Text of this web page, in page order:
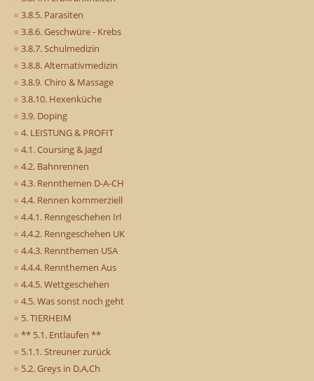
3.8.5. Parasiten
3.8.6. Geschwüre - Krebs
3.8.7. Schulmedizin
3.8.8. Alternativmedizin
3.8.9. Chiro & Massage
3.8.10. Hexenküche
3.9. Doping
4. LEISTUNG & PROFIT
4.1. Coursing & Jagd
4.2. Bahnrennen
4.3. Rennthemen D-A-CH
4.4. Rennen kommerziell
4.4.1. Renngeschehen Irl
4.4.2. Renngeschehen UK
4.4.3. Rennthemen USA
4.4.4. Rennthemen Aus
4.4.5. Wettgeschehen
4.5. Was sonst noch geht
5. TIERHEIM
** 5.1. Entlaufen **
5.1.1. Streuner zurück
5.2. Greys in D,A,Ch